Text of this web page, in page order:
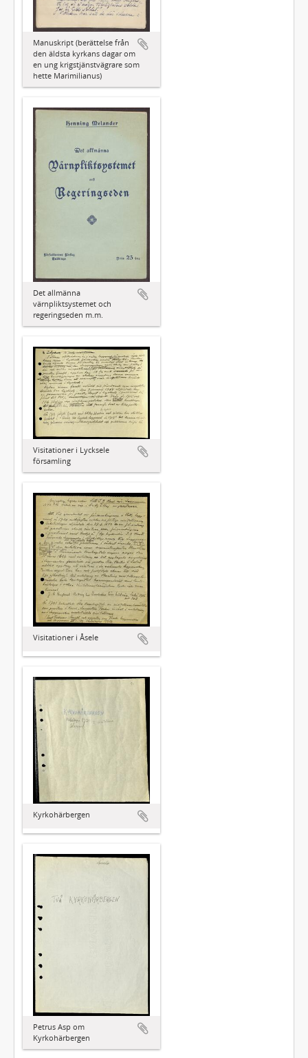
Manuskript (berättelse från
den äldsta kyrkans dagar om
en ung krigstjänstvägrare som
hette Marimilianus)
Det allmänna
värnpliktsystemet och
regeringseden m.m.
Visitationer i Lycksele
församling
Visitationer i Åsele
Kyrkohärbergen
Petrus Asp om
Kyrkohärbergen